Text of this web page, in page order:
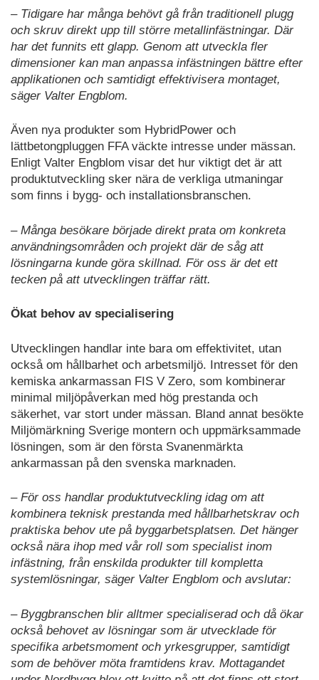
– Tidigare har många behövt gå från traditionell plugg
och skruv direkt upp till större metallinfästningar. Där
har det funnits ett glapp. Genom att utveckla fler
dimensioner kan man anpassa infästningen bättre efter
applikationen och samtidigt effektivisera montaget,
säger Valter Engblom.
Även nya produkter som HybridPower och
lättbetongpluggen FFA väckte intresse under mässan.
Enligt Valter Engblom visar det hur viktigt det är att
produktutveckling sker nära de verkliga utmaningar
som finns i bygg- och installationsbranschen.
– Många besökare började direkt prata om konkreta
användningsområden och projekt där de såg att
lösningarna kunde göra skillnad. För oss är det ett
tecken på att utvecklingen träffar rätt.
Ökat behov av specialisering
Utvecklingen handlar inte bara om effektivitet, utan
också om hållbarhet och arbetsmiljö. Intresset för den
kemiska ankarmassan FIS V Zero, som kombinerar
minimal miljöpåverkan med hög prestanda och
säkerhet, var stort under mässan. Bland annat besökte
Miljömärkning Sverige montern och uppmärksammade
lösningen, som är den första Svanenmärkta
ankarmassan på den svenska marknaden.
– För oss handlar produktutveckling idag om att
kombinera teknisk prestanda med hållbarhetskrav och
praktiska behov ute på byggarbetsplatsen. Det hänger
också nära ihop med vår roll som specialist inom
infästning, från enskilda produkter till kompletta
systemlösningar, säger Valter Engblom och avslutar:
– Byggbranschen blir alltmer specialiserad och då ökar
också behovet av lösningar som är utvecklade för
specifika arbetsmoment och yrkesgrupper, samtidigt
som de behöver möta framtidens krav. Mottagandet